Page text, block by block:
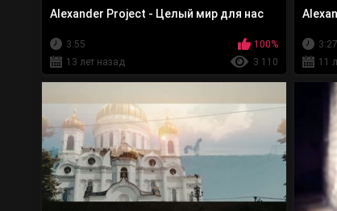
Alexander Project - Целый мир для нас
3:55
100%
13 лет назад
3 110
3:27
11